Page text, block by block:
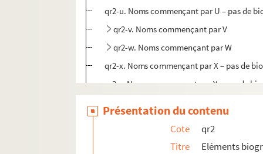
qr2-u. Noms commençant par U – pas de
qr2-v. Noms commençant par V
qr2-w. Noms commençant par W
qr2-x. Noms commençant par X – pas de
qr2-y. Noms commençant par Y – pas de
qr3. Documents anciens : villes par
qr6. Brochures et prospectus
Présentation du contenu
Cote
qr2
Titre
Eléments